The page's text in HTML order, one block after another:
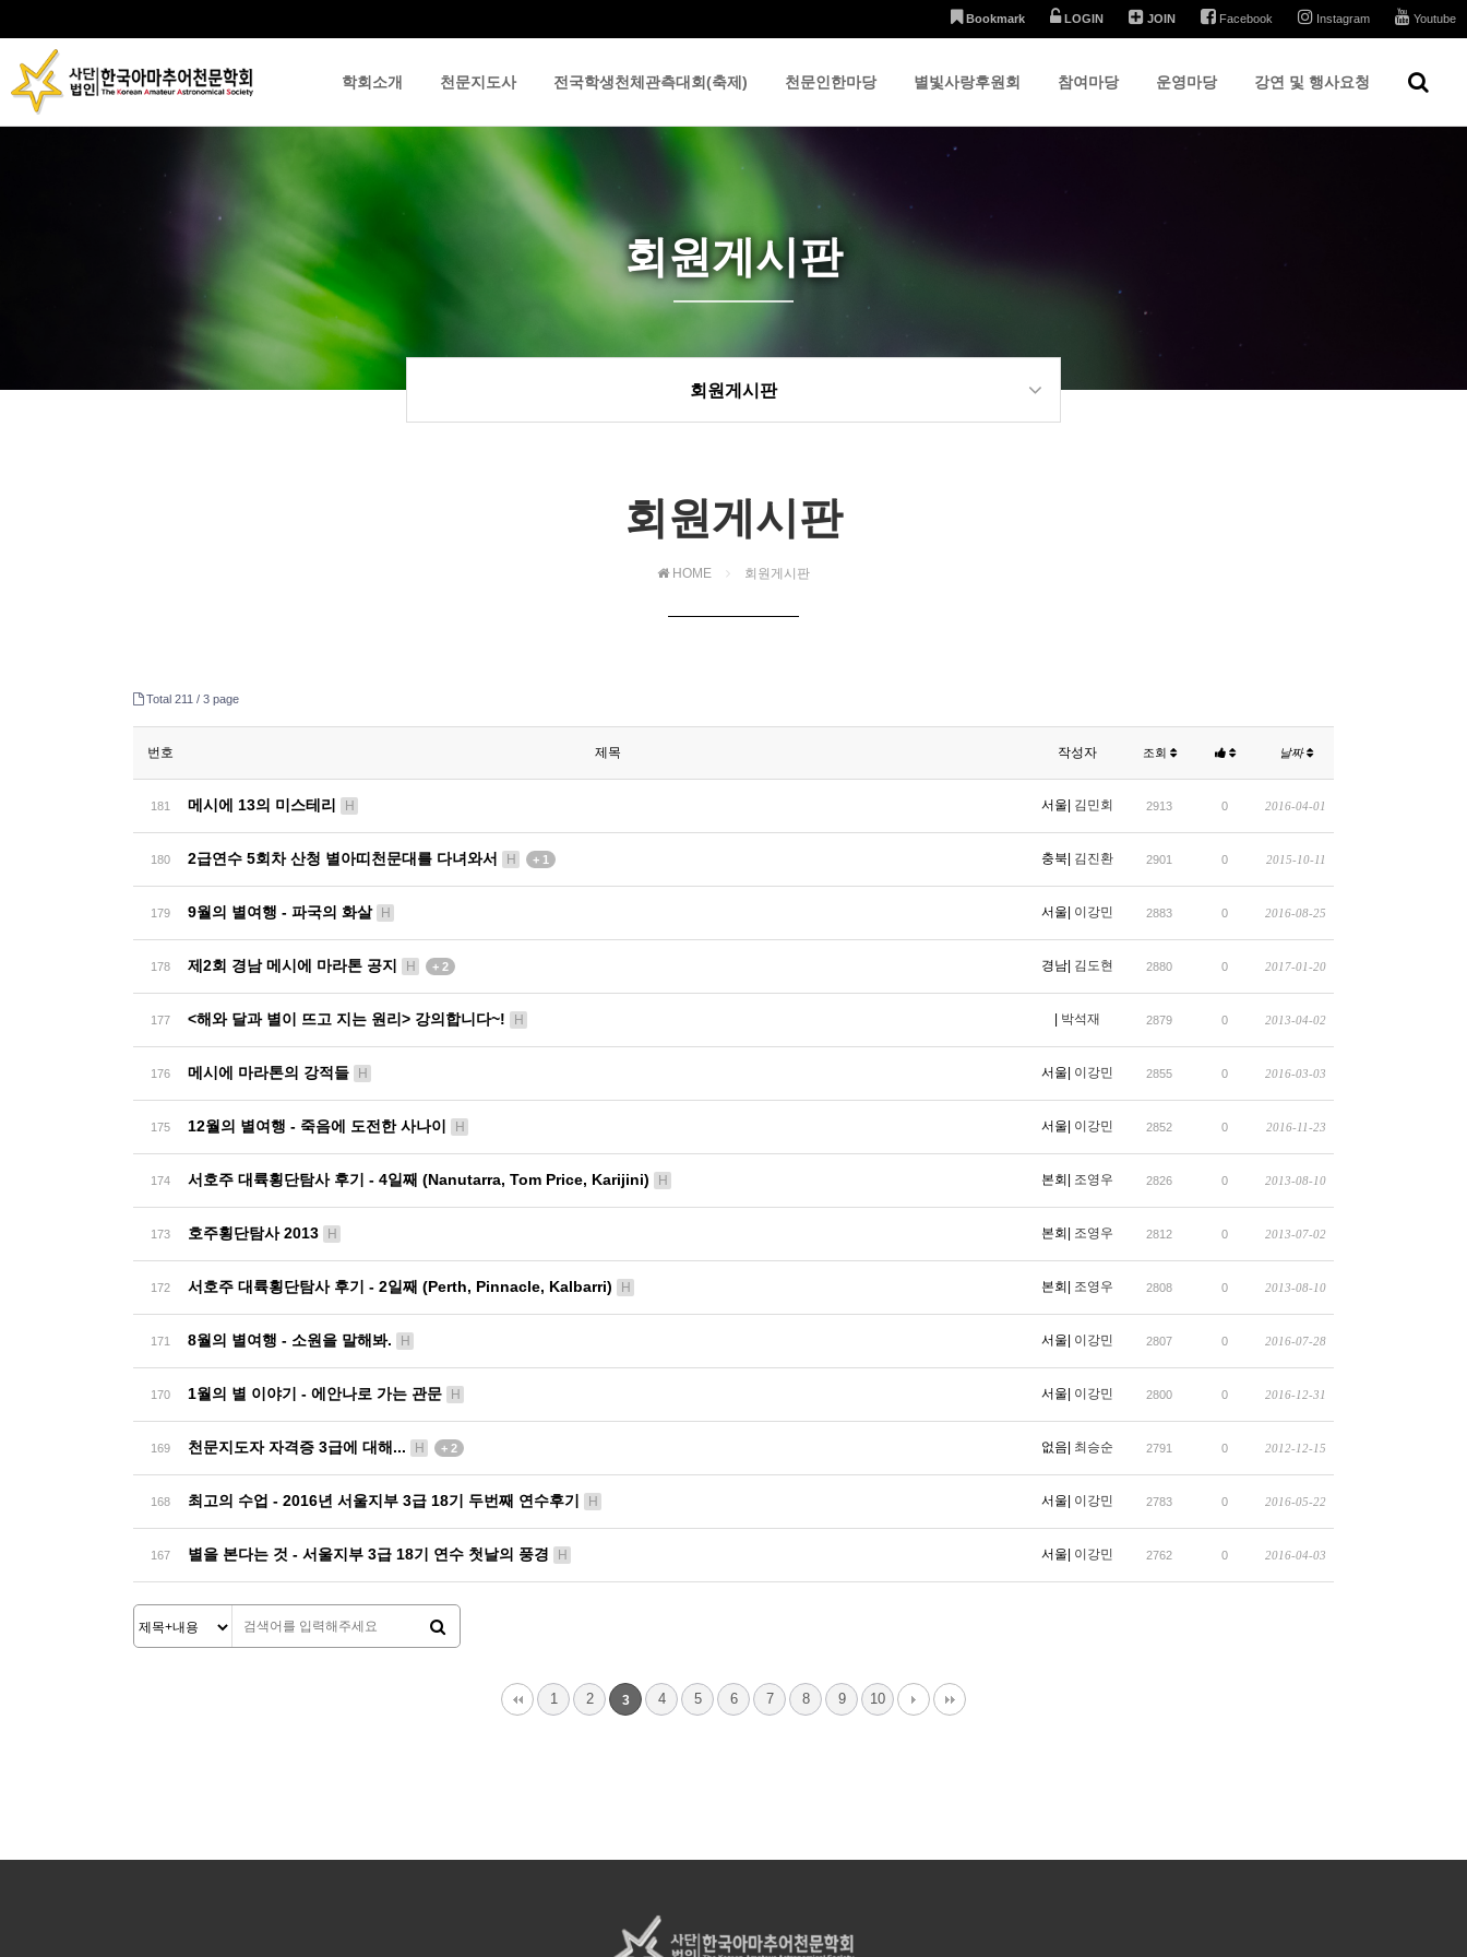
Bookmark LOGIN JOIN Facebook Instagram Youtube
학회소개 천문지도사 전국학생천체관측대회(축제) 천문인한마당 별빛사랑후원회 참여마당
하위분류
운영마당
하위분류
강연 및 행사요청
회원게시판
회원게시판
회원게시판
HOME 회원게시판
Total 211 / 3 page
번호 제목 작성자 조회 날짜
181 메시에 13의 미스테리 H 서울| 김민회 2913 0 2016-04-01
180 2급연수 5회차 산청 별아띠천문대를 다녀와서 H + 1 충북| 김진환 2901 0 2015-10-11
179 9월의 별여행 - 파국의 화살 H 서울| 이강민 2883 0 2016-08-25
178 제2회 경남 메시에 마라톤 공지 H + 2 경남| 김도현 2880 0 2017-01-20
177 <해와 달과 별이 뜨고 지는 원리> 강의합니다~! H 박석재 2879 0 2013-04-02
176 메시에 마라톤의 강적들 H 서울| 이강민 2855 0 2016-03-03
175 12월의 별여행 - 죽음에 도전한 사나이 H 서울| 이강민 2852 0 2016-11-23
174 서호주 대륙횡단탐사 후기 - 4일째 (Nanutarra, Tom Price, Karijini) H 본회| 조영우 2826 0 2013-08-10
173 호주횡단탐사 2013 H 본회| 조영우 2812 0 2013-07-02
172 서호주 대륙횡단탐사 후기 - 2일째 (Perth, Pinnacle, Kalbarri) H 본회| 조영우 2808 0 2013-08-10
171 8월의 별여행 - 소원을 말해봐. H 서울| 이강민 2807 0 2016-07-28
170 1월의 별 이야기 - 에안나로 가는 관문 H 서울| 이강민 2800 0 2016-12-31
169 천문지도자 자격증 3급에 대해... H + 2 없음| 최승순 2791 0 2012-12-15
168 최고의 수업 - 2016년 서울지부 3급 18기 두번째 연수후기 H 서울| 이강민 2783 0 2016-05-22
167 별을 본다는 것 - 서울지부 3급 18기 연수 첫날의 풍경 H 서울| 이강민 2762 0 2016-04-03
1 2 3 4 5 6 7 8 9 10